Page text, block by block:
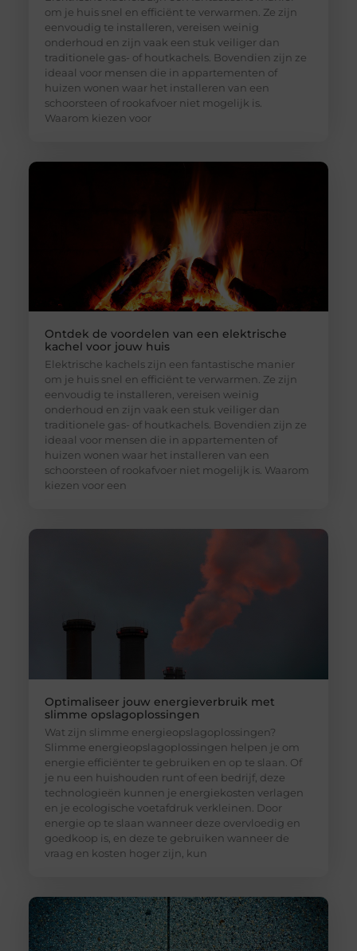
om je huis snel en efficiënt te verwarmen. Ze zijn
eenvoudig te installeren, vereisen weinig
onderhoud en zijn vaak een stuk veiliger dan
traditionele gas- of houtkachels. Bovendien zijn ze
ideaal voor mensen die in appartementen of
huizen wonen waar het installeren van een
schoorsteen of rookafvoer niet mogelijk is.
Waarom kiezen voor
Ontdek de voordelen van een elektrische
kachel voor jouw huis
Elektrische kachels zijn een fantastische manier
om je huis snel en efficiënt te verwarmen. Ze zijn
eenvoudig te installeren, vereisen weinig
onderhoud en zijn vaak een stuk veiliger dan
traditionele gas- of houtkachels. Bovendien zijn ze
ideaal voor mensen die in appartementen of
huizen wonen waar het installeren van een
schoorsteen of rookafvoer niet mogelijk is. Waarom
kiezen voor een
Optimaliseer jouw energieverbruik met
slimme opslagoplossingen
Wat zijn slimme energieopslagoplossingen?
Slimme energieopslagoplossingen helpen je om
energie efficiënter te gebruiken en op te slaan. Of
je nu een huishouden runt of een bedrijf, deze
technologieën kunnen je energiekosten verlagen
en je ecologische voetafdruk verkleinen. Door
energie op te slaan wanneer deze overvloedig en
goedkoop is, en deze te gebruiken wanneer de
vraag en kosten hoger zijn, kun